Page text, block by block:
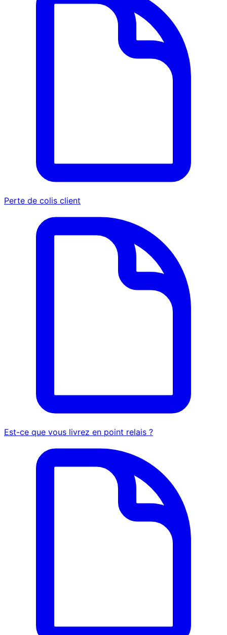
Perte de colis client
Est-ce que vous livrez en point relais ?